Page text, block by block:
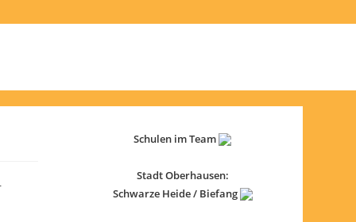
Schulen im Team
Stadt Oberhausen:
Schwarze Heide / Biefang